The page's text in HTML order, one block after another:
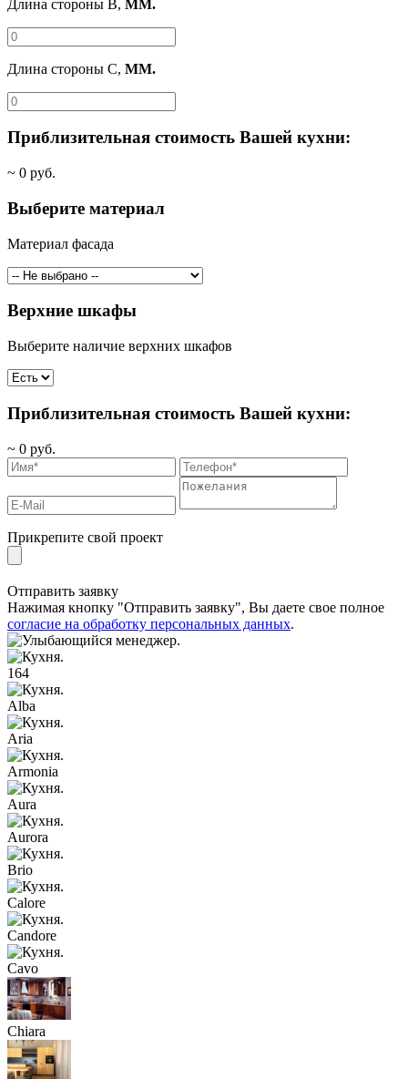
Длина стороны B, ММ.
Длина стороны C, ММ.
Приблизительная стоимость Вашей кухни:
~ 0 руб.
Выберите материал
Материал фасада
Верхние шкафы
Выберите наличие верхних шкафов
Приблизительная стоимость Вашей кухни:
~ 0 руб.
Прикрепите свой проект
Отправить заявку
Нажимая кнопку "Отправить заявку", Вы даете свое полное
согласие на обработку персональных данных.
164
Alba
Aria
Armonia
Aura
Aurora
Brio
Calore
Candore
Cavo
Chiara